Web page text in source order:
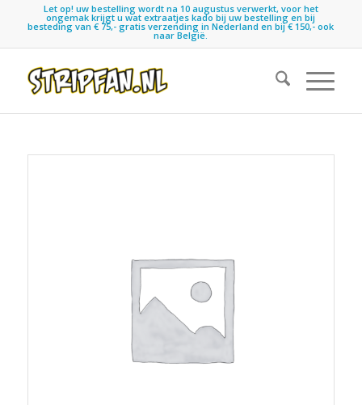
Let op! uw bestelling wordt na 10 augustus verwerkt, voor het
ongemak krijgt u wat extraatjes kado bij uw bestelling en bij
besteding van € 75,- gratis verzending in Nederland en bij € 150,- ook
naar België.